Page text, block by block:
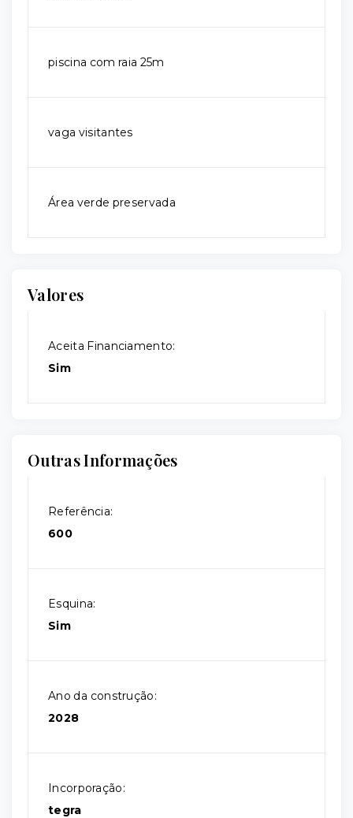
piscina com raia 25m
vaga visitantes
Área verde preservada
Valores
Aceita Financiamento:
Sim
Outras Informações
Referência:
600
Esquina:
Sim
Ano da construção:
2028
Incorporação:
tegra